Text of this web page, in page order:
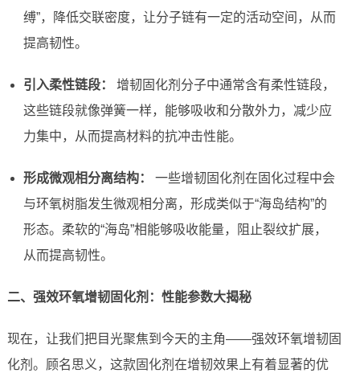
缚”，降低交联密度，让分子链有一定的活动空间，从而
提高韧性。
引入柔性链段：
增韧固化剂分子中通常含有柔性链段，
这些链段就像弹簧一样，能够吸收和分散外力，减少应
力集中，从而提高材料的抗冲击性能。
形成微观相分离结构：
一些增韧固化剂在固化过程中会
与环氧树脂发生微观相分离，形成类似于“海岛结构”的
形态。柔软的“海岛”相能够吸收能量，阻止裂纹扩展，
从而提高韧性。
二、强效环氧增韧固化剂：性能参数大揭秘
现在，让我们把目光聚焦到今天的主角——强效环氧增韧固
化剂。顾名思义，这款固化剂在增韧效果上有着显著的优